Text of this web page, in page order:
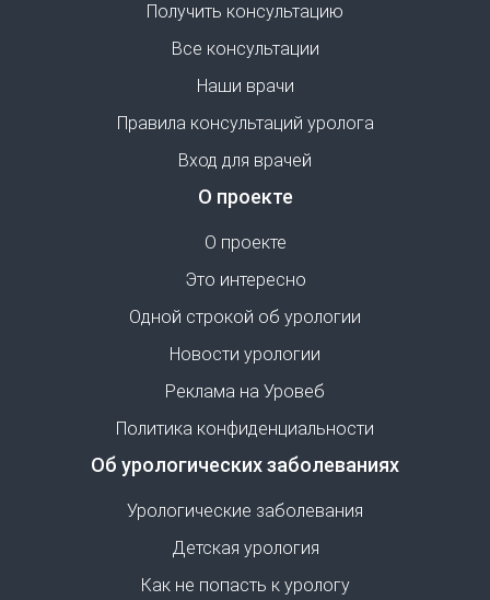
Получить консультацию
Все консультации
Наши врачи
Правила консультаций уролога
Вход для врачей
О проекте
О проекте
Это интересно
Одной строкой об урологии
Новости урологии
Реклама на Уровеб
Политика конфиденциальности
Об урологических заболеваниях
Урологические заболевания
Детская урология
Как не попасть к урологу